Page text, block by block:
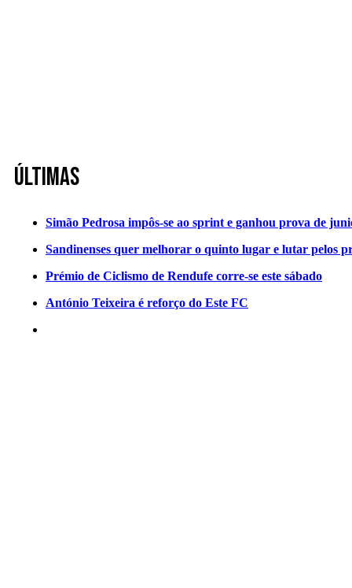
Últimas
Simão Pedrosa impôs-se ao sprint e ganhou prova de
Sandinenses quer melhorar o quinto lugar e lutar pelos
Prémio de Ciclismo de Rendufe corre-se este sábado
António Teixeira é reforço do Este FC